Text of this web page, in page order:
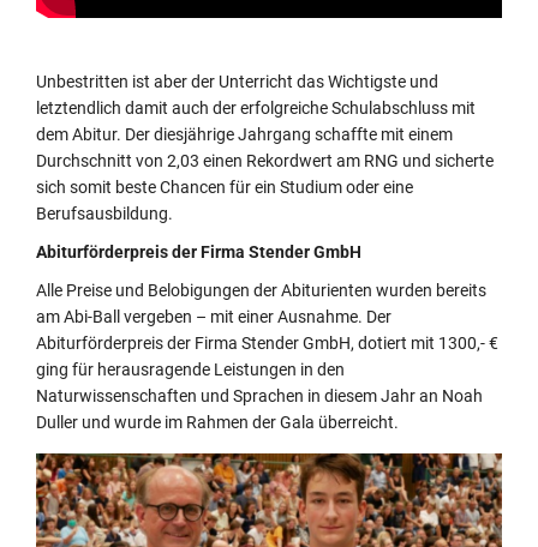
Unbestritten ist aber der Unterricht das Wichtigste und
letztendlich damit auch der erfolgreiche Schulabschluss mit
dem Abitur. Der diesjährige Jahrgang schaffte mit einem
Durchschnitt von 2,03 einen Rekordwert am RNG und sicherte
sich somit beste Chancen für ein Studium oder eine
Berufsausbildung.
Abiturförderpreis der Firma Stender GmbH
Alle Preise und Belobigungen der Abiturienten wurden bereits
am Abi-Ball vergeben – mit einer Ausnahme. Der
Abiturförderpreis der Firma Stender GmbH, dotiert mit 1300,- €
ging für herausragende Leistungen in den
Naturwissenschaften und Sprachen in diesem Jahr an Noah
Duller und wurde im Rahmen der Gala überreicht.